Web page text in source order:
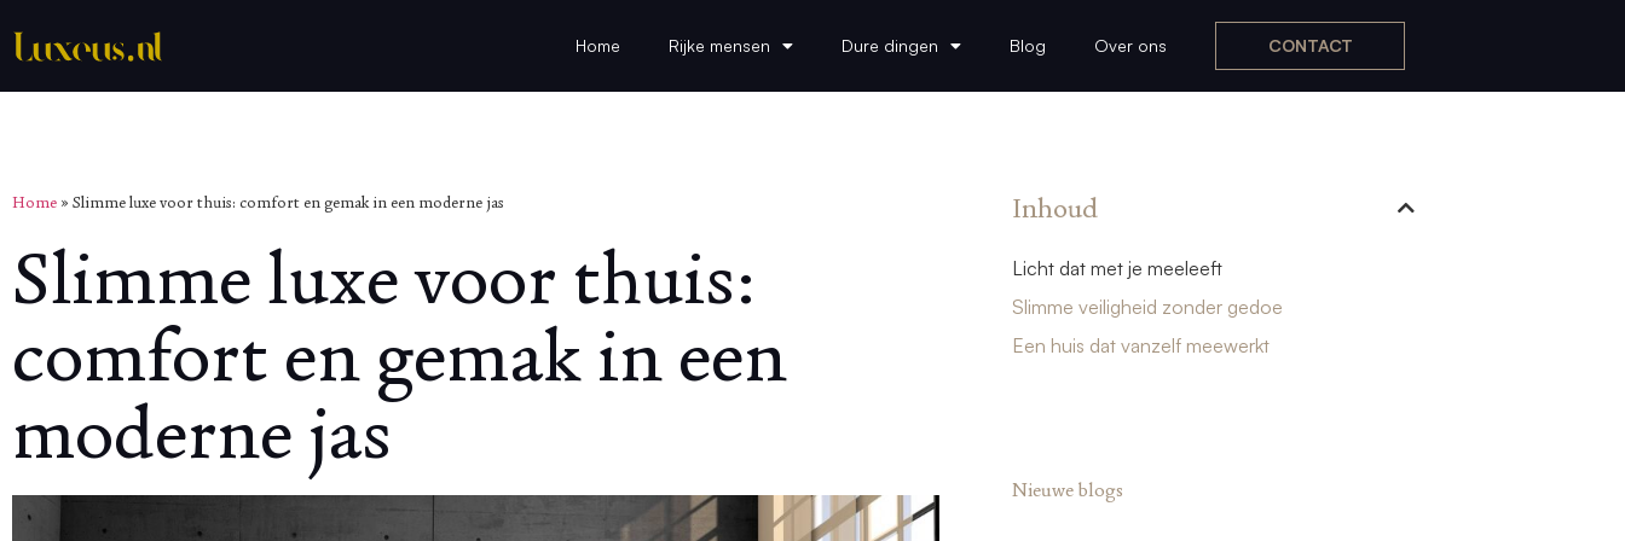
Home Rijke mensen Dure dingen Blog Over ons CONTACT
Home » Slimme luxe voor thuis: comfort en gemak in een moderne jas
Slimme luxe voor thuis:
comfort en gemak in een
moderne jas
Inhoud
Licht dat met je meeleeft
Slimme veiligheid zonder gedoe
Een huis dat vanzelf meewerkt
Nieuwe blogs